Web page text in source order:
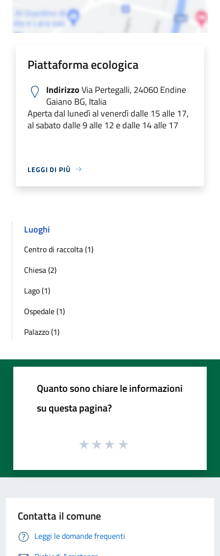
Piattaforma ecologica
IndirizzoVia Pertegalli, 24060 Endine
Gaiano BG, Italia
Aperta dal lunedì al venerdì dalle 15 alle 17,
al sabato dalle 9 alle 12 e dalle 14 alle 17
LEGGI DI PIÙ
Luoghi
Centro di raccolta (1)
Chiesa (2)
Lago (1)
Ospedale (1)
Palazzo (1)
Quanto sono chiare le informazioni
su questa pagina?
Contatta il comune
Leggi le domande frequenti